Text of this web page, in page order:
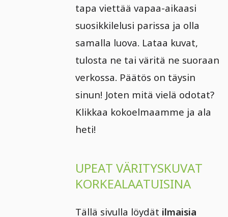
tapa viettää vapaa-aikaasi
suosikkilelusi parissa ja olla
samalla luova. Lataa kuvat,
tulosta ne tai väritä ne suoraan
verkossa. Päätös on täysin
sinun! Joten mitä vielä odotat?
Klikkaa kokoelmaamme ja ala
heti!
UPEAT VÄRITYSKUVAT
KORKEALAATUISINA
Tällä sivulla löydät ilmaisia